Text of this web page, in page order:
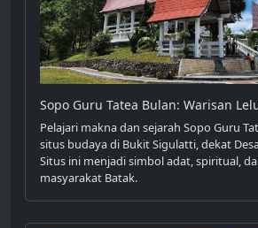
Sopo Guru Tatea Bulan: Warisan
Pelajari makna dan sejarah Sopo Guru
situs budaya di Bukit Sigulatti, dekat
Situs ini menjadi simbol adat, spiritual,
masyarakat Batak.